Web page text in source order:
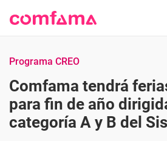
Programa CREO
Comfama tendrá
para fin de año
categoría A y B del